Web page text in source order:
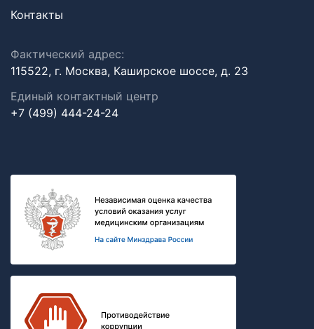
Контакты
Фактический адрес:
115522, г. Москва, Каширское шоссе, д. 23
Единый контактный центр
+7 (499) 444-24-24